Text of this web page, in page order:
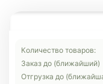
Количество товаров:
Заказ до (ближайший)
Отгрузка до